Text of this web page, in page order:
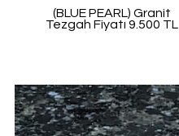
(BLUE PEARL) Granit
Tezgah Fiyatı 9.500 TL